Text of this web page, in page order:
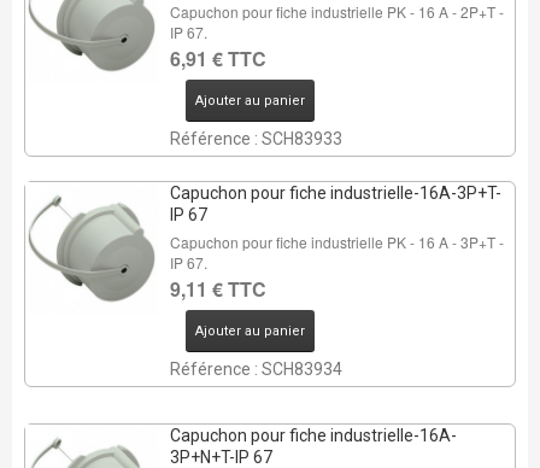
Capuchon pour fiche industrielle PK - 16 A - 2P+T -
IP 67.
6,91 € TTC
Ajouter au panier
Référence : SCH83933
Capuchon pour fiche industrielle-16A-3P+T-
IP 67
Capuchon pour fiche industrielle PK - 16 A - 3P+T -
IP 67.
9,11 € TTC
Ajouter au panier
Référence : SCH83934
Capuchon pour fiche industrielle-16A-
3P+N+T-IP 67